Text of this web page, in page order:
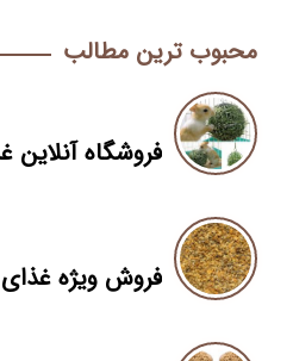
محبوب ترین مطالب
فروشگاه